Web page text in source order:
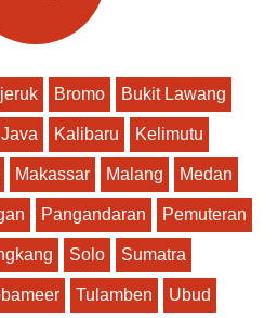
Bromo Bukit Lawang
Java Kalibaru Kelimutu
Makassar Malang Medan
Pangandaran Pemuteran
Solo Sumatra
Tulamben Ubud